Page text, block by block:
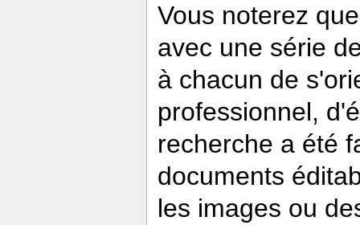
Vous noterez
avec une série
à chacun de
professionnel,
recherche a été
documents
les images ou